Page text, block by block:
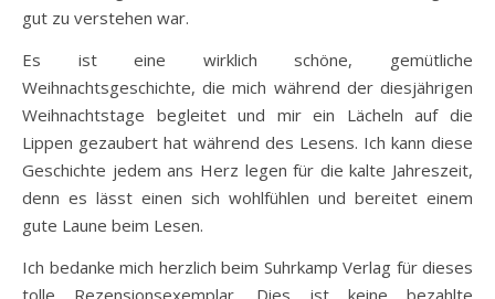
gut zu verstehen war.
Es ist eine wirklich schöne, gemütliche
Weihnachtsgeschichte, die mich während der diesjährigen
Weihnachtstage begleitet und mir ein Lächeln auf die
Lippen gezaubert hat während des Lesens. Ich kann diese
Geschichte jedem ans Herz legen für die kalte Jahreszeit,
denn es lässt einen sich wohlfühlen und bereitet einem
gute Laune beim Lesen.
Ich bedanke mich herzlich beim Suhrkamp Verlag für dieses
tolle Rezensionsexemplar. Dies ist keine bezahlte